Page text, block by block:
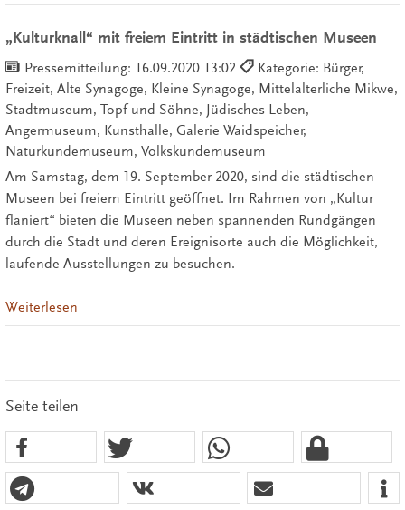
„Kulturknall“ mit freiem Eintritt in städtischen Museen
Pressemitteilung: 16.09.2020 13:02
Kategorie: Bürger,
Freizeit, Alte Synagoge, Kleine Synagoge, Mittelalterliche Mikwe,
Stadtmuseum, Topf und Söhne, Jüdisches Leben,
Angermuseum, Kunsthalle, Galerie Waidspeicher,
Naturkundemuseum, Volkskundemuseum
Am Samstag, dem 19. September 2020, sind die städtischen
Museen bei freiem Eintritt geöffnet. Im Rahmen von „Kultur
flaniert“ bieten die Museen neben spannenden Rundgängen
durch die Stadt und deren Ereignisorte auch die Möglichkeit,
laufende Ausstellungen zu besuchen.
Weiterlesen
Seite teilen